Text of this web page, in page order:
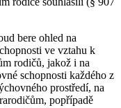
bere ohled na
ve vztahu k
rodičů, jakož i na
schopnosti každého z
prostředí, na
popřípadě